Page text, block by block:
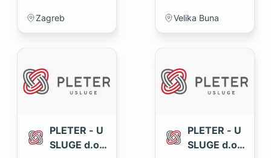
Zagreb Velika Buna
PLETER - U
SLUGE d.o.
PLETER - U
SLUGE d.o.